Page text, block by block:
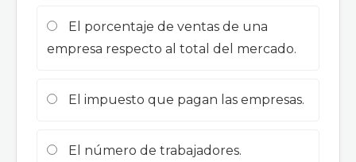
El porcentaje de ventas de una
empresa respecto al total del mercado.
El impuesto que pagan las empresas.
El número de trabajadores.